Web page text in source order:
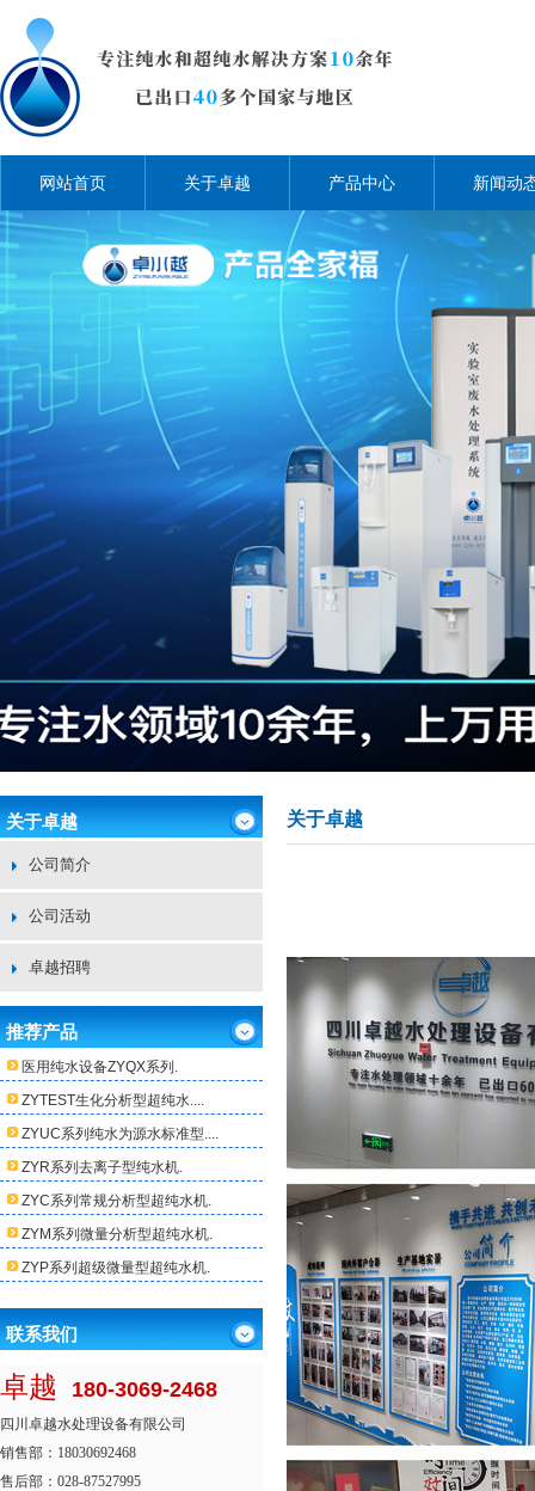
网站首页 关于卓越 产品中心 新闻动
关于卓越
公司简介
公司活动
卓越招聘
推荐产品
医用纯水设备ZYQX系列.
ZYTEST生化分析型超纯水....
ZYUC系列纯水为源水标准型....
ZYR系列去离子型纯水机.
ZYC系列常规分析型超纯水机.
ZYM系列微量分析型超纯水机.
ZYP系列超级微量型超纯水机.
联系我们
卓越 180-3069-2468
四川卓越水处理设备有限公司
销售部：18030692468
售后部：028-87527995
关于卓越